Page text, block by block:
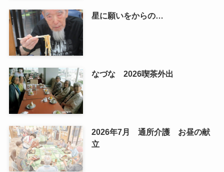
星に願いをからの…
なづな 2026喫茶外出
2026年7月 通所介護 お昼の献
立